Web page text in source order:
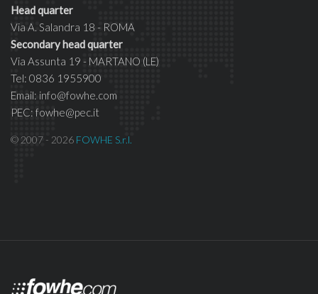
Head quarter
Via A. Salandra 18 - ROMA
Secondary head quarter
Via Assunta 19 - MARTANO (LE)
Tel: 0836 1955900
Email: info@fowhe.com
PEC: fowhe@pec.it
© 2007 - 2026 FOWHE S.r.l.